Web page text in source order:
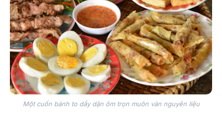
Một cuốn bánh to dầy dặn ôm trọn muôn vàn nguyên liệu